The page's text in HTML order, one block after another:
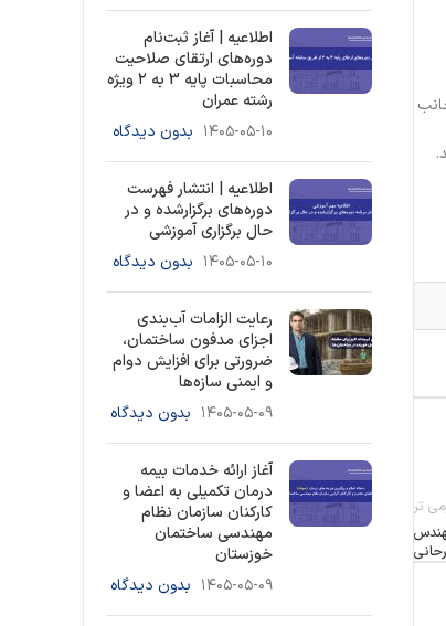
تر
اطلاعیه | آغاز ثبت‌نام
دوره‌های ارتقای صلاحیت
محاسبات پایه 3 به ۲ ویژه
رشته عمران
۱۴۰۵-۰۵-۱۰ بدون دیدگاه
اطلاعیه | انتشار فهرست
دوره‌های برگزارشده و در
حال برگزاری آموزشی
۱۴۰۵-۰۵-۱۰ بدون دیدگاه
رعایت الزامات آب‌بندی
اجزای مدفون ساختمان،
ضرورتی برای افزایش دوام
و ایمنی سازه‌ها
۱۴۰۵-۰۵-۰۹ بدون دیدگاه
آغاز ارائه خدمات بیمه
درمان تکمیلی به اعضا و
کارکنان سازمان نظام
مهندسی ساختمان
خوزستان
۱۴۰۵-۰۵-۰۹ بدون دیدگاه